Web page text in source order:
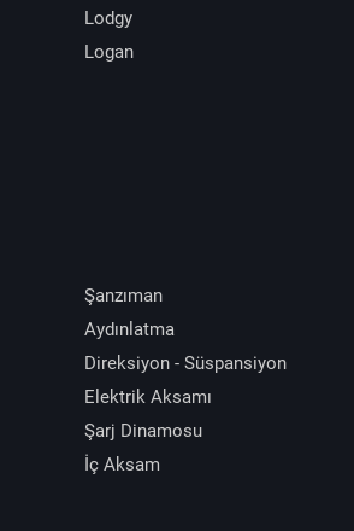
Lodgy
Logan
Şanzıman
Aydınlatma
Direksiyon - Süspansiyon
Elektrik Aksamı
Şarj Dinamosu
İç Aksam